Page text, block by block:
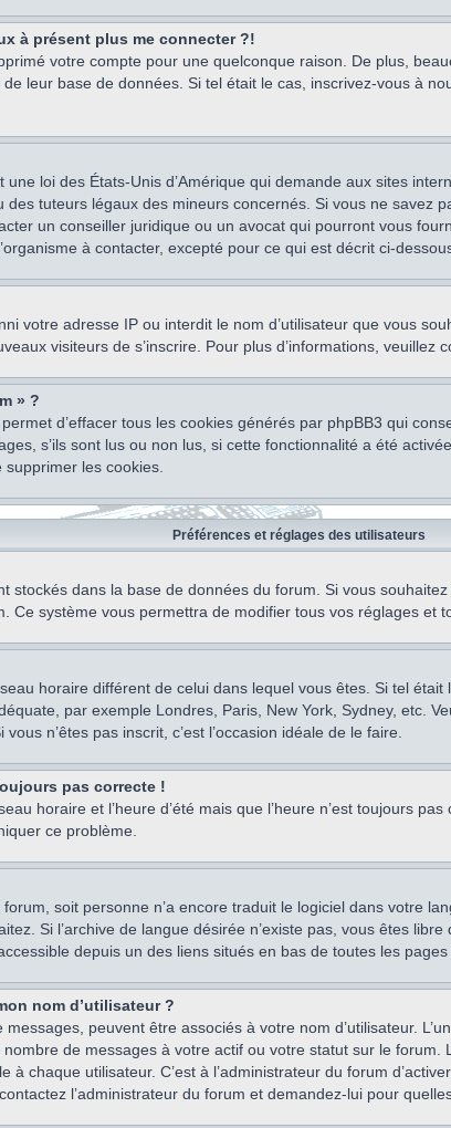
à présent plus me connecter ?!
votre compte pour une quelconque raison. De plus,
leur base de données. Si tel était le cas, inscrivez-vous à
une loi des États-Unis d’Amérique qui demande aux sites
tuteurs légaux des mineurs concernés. Si vous ne savez
un conseiller juridique ou un avocat qui pourront vous
à contacter, excepté pour ce qui est décrit ci-
votre adresse IP ou interdit le nom d’utilisateur que vous
visiteurs de s’inscrire. Pour plus d’informations, veuillez
» ?
d’effacer tous les cookies générés par phpBB3 qui
s’ils sont lus ou non lus, si cette fonctionnalité a été
les cookies.
Préférences et réglages des utilisateurs
stockés dans la base de données du forum. Si vous
Ce système vous permettra de modifier tous vos réglages et
horaire différent de celui dans lequel vous êtes. Si tel
par exemple Londres, Paris, New York, Sydney, etc.
n’êtes pas inscrit, c’est l’occasion idéale de le faire.
pas correcte !
horaire et l’heure d’été mais que l’heure n’est toujours
ce problème.
soit personne n’a encore traduit le logiciel dans votre
Si l’archive de langue désirée n’existe pas, vous êtes
depuis un des liens situés en bas de toutes les pages
nom d’utilisateur ?
peuvent être associés à votre nom d’utilisateur.
de messages à votre actif ou votre statut sur le
à chaque utilisateur. C’est à l’administrateur du forum
l’administrateur du forum et demandez-lui pour